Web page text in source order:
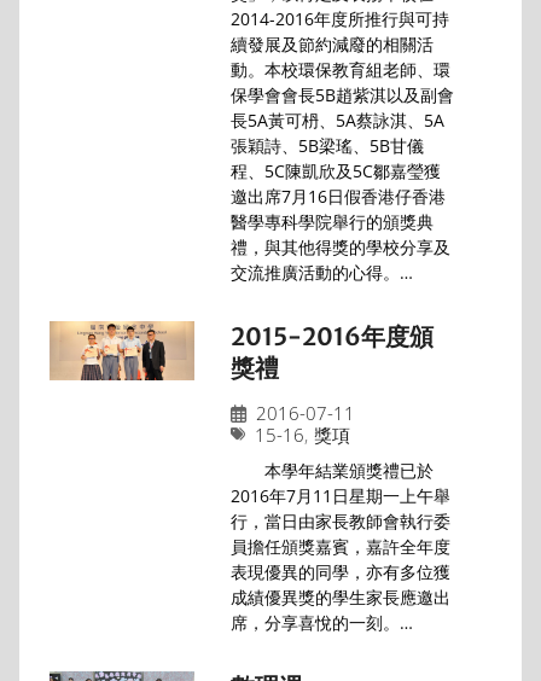
2014-2016年度所推行與可持
續發展及節約減廢的相關活
動。本校環保教育組老師、環
保學會會長5B趙紫淇以及副會
長5A黃可枬、5A蔡詠淇、5A
張穎詩、5B梁瑤、5B甘儀
程、5C陳凱欣及5C鄒嘉瑩獲
邀出席7月16日假香港仔香港
醫學專科學院舉行的頒獎典
禮，與其他得獎的學校分享及
交流推廣活動的心得。…
2015-2016年度頒
獎禮
2016-07-11
15-16, 獎項
本學年結業頒獎禮已於
2016年7月11日星期一上午舉
行，當日由家長教師會執行委
員擔任頒獎嘉賓，嘉許全年度
表現優異的同學，亦有多位獲
成績優異獎的學生家長應邀出
席，分享喜悅的一刻。…